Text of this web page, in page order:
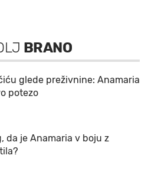
BRANO
glede preživnine: Anamaria
potezo
da je Anamaria v boju z